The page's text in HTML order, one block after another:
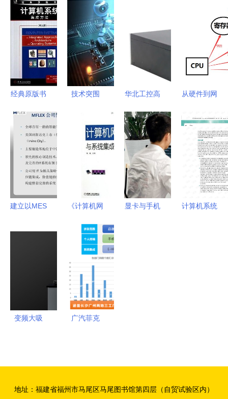
经典原版书
系统集成方
法的深度解
析
技术突围
到海外生长
——安防智
能化系统集
成新路径
华北工控高
计算机
为“智慧应
急”城市系
统建设保驾
护航
从硬件到网
核心基础综
合解析
建立以MES
《计算机网
成技术》
高职高专教
材的实用指
南与系统化
学习路径
显卡与手机
计算机系统
变频大吸
维重新定义
广汽菲克
企业数字化
地址：福建省福州市马尾区马尾图书馆第四层（自贸试验区内）